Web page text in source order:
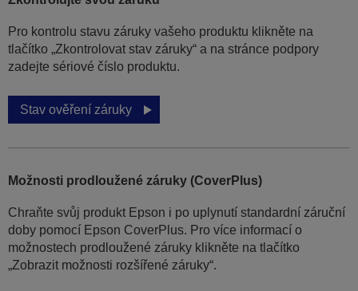
Pro kontrolu stavu záruky vašeho produktu klikněte na
tlačítko „Zkontrolovat stav záruky“ a na stránce podpory
zadejte sériové číslo produktu.
Stav ověření záruky
Možnosti prodloužené záruky (CoverPlus)
Chraňte svůj produkt Epson i po uplynutí standardní záruční
doby pomocí Epson CoverPlus. Pro více informací o
možnostech prodloužené záruky klikněte na tlačítko
„Zobrazit možnosti rozšířené záruky“.